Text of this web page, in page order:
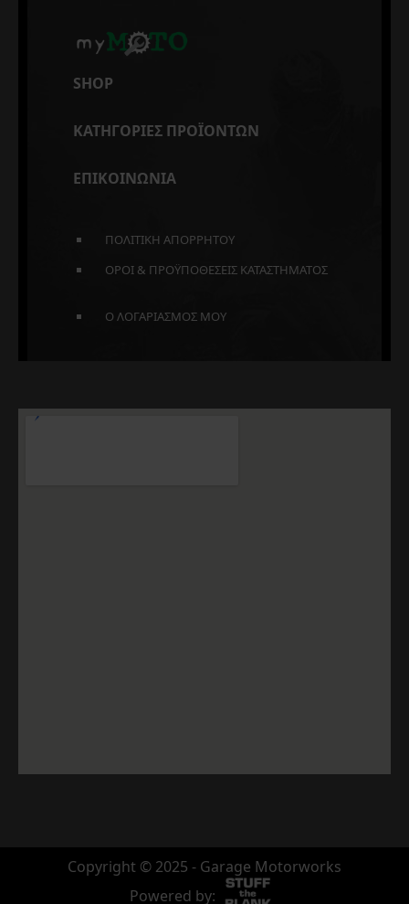
SHOP
ΚΑΤΗΓΟΡΙΕΣ ΠΡΟΪΟΝΤΩΝ
ΕΠΙΚΟΙΝΩΝΙΑ
ΠΟΛΙΤΙΚΗ ΑΠΟΡΡΗΤΟΥ
ΟΡΟΙ & ΠΡΟΫΠΟΘΕΣΕΙΣ ΚΑΤΑΣΤΗΜΑΤΟΣ
Ο ΛΟΓΑΡΙΑΣΜΟΣ ΜΟΥ
Copyright © 2025 - Garage Motorworks
Powered by: